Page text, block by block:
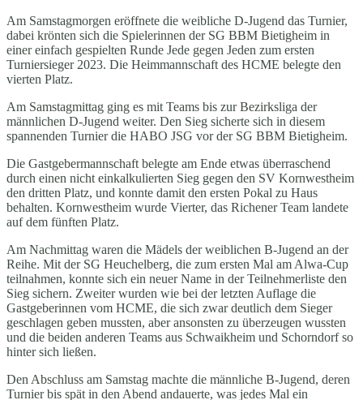
Am Samstagmorgen eröffnete die weibliche D-Jugend das Turnier,
dabei krönten sich die Spielerinnen der SG BBM Bietigheim in
einer einfach gespielten Runde Jede gegen Jeden zum ersten
Turniersieger 2023. Die Heimmannschaft des HCME belegte den
vierten Platz.
Am Samstagmittag ging es mit Teams bis zur Bezirksliga der
männlichen D-Jugend weiter. Den Sieg sicherte sich in diesem
spannenden Turnier die HABO JSG vor der SG BBM Bietigheim.
Die Gastgebermannschaft belegte am Ende etwas überraschend
durch einen nicht einkalkulierten Sieg gegen den SV Kornwestheim
den dritten Platz, und konnte damit den ersten Pokal zu Haus
behalten. Kornwestheim wurde Vierter, das Richener Team landete
auf dem fünften Platz.
Am Nachmittag waren die Mädels der weiblichen B-Jugend an der
Reihe. Mit der SG Heuchelberg, die zum ersten Mal am Alwa-Cup
teilnahmen, konnte sich ein neuer Name in der Teilnehmerliste den
Sieg sichern. Zweiter wurden wie bei der letzten Auflage die
Gastgeberinnen vom HCME, die sich zwar deutlich dem Sieger
geschlagen geben mussten, aber ansonsten zu überzeugen wussten
und die beiden anderen Teams aus Schwaikheim und Schorndorf so
hinter sich ließen.
Den Abschluss am Samstag machte die männliche B-Jugend, deren
Turnier bis spät in den Abend andauerte, was jedes Mal ein